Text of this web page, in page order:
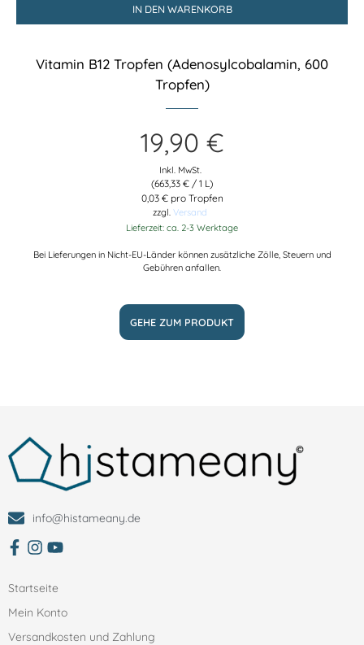
IN DEN WARENKORB
Vitamin B12 Tropfen (Adenosyl­cobalamin, 600
Tropfen)
19,90 €
Inkl. MwSt.
(663,33 € / 1 L)
0,03 € pro Tropfen
zzgl. Versand
Lieferzeit: ca. 2-3 Werktage
Bei Lieferungen in Nicht-EU-Länder können zusätzliche Zölle, Steuern und
Gebühren anfallen.
GEHE ZUM PRODUKT
info@histameany.de
zum facebbok Account von Histameany
Zum Instagram Account von histameany
Zum YouTube Account von histameany education
Startseite
Mein Konto
Versandkosten und Zahlung